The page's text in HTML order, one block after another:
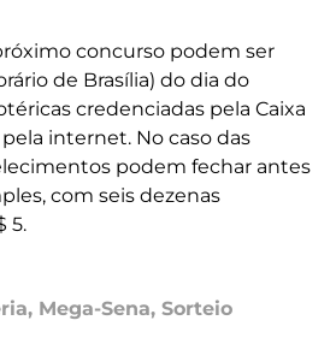
concurso podem ser
de Brasília) do dia do
credenciadas pela Caixa
internet. No caso das
podem fechar antes
com seis dezenas
5.
, Mega-Sena, Sorteio